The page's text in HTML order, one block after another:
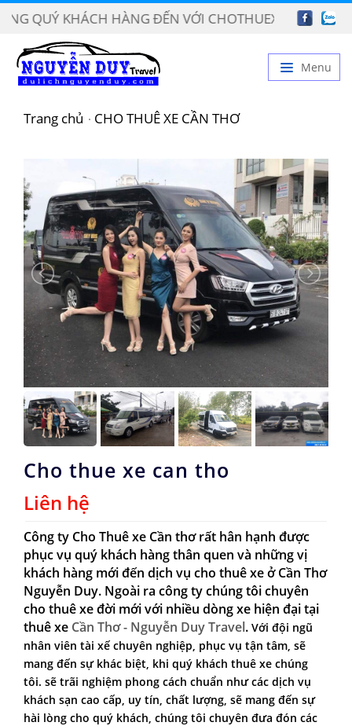
KHÁCH HÀNG ĐẾN VỚI CHOTHUEXECANTHO.VN
Menu
BẢNG GIÁ
TIN TỨC
LIÊN HỆ
Trang chủ CHO THUÊ XE CẦN THƠ
Cho thue xe can tho
Liên hệ
Công ty Cho Thuê xe Cần thơrất hân hạnh được
phục vụ quý khách hàng thân quen và những vị
khách hàng mới đến dịch vụ cho thuê xe ở Cần Thơ
Nguyễn Duy. Ngoài ra công ty chúng tôi chuyên
cho thuê xe đời mới với nhiều dòng xe hiện đại tại
thuê xe Cần Thơ - Nguyễn Duy Travel. Với đội ngũ
nhân viên tài xế chuyên nghiệp, phục vụ tận tâm, sẽ
mang đến sự khác biệt, khi quý khách thuê xe chúng
tôi. sẽ trãi nghiệm phong cách chuẩn như các dịch vụ
khách sạn cao cấp, uy tín, chất lượng, sẽ mang đến sự
hài lòng cho quý khách, chúng tôi chuyên đưa đón các